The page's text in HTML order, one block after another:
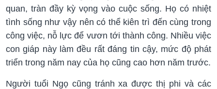
quan, tràn đầy kỳ vọng vào cuộc sống. Họ có nhiệt
tình sống như vậy nên có thể kiên trì đến cùng trong
công việc, nỗ lực để vươn tới thành công. Nhiều việc
con giáp này làm đều rất đáng tin cậy, mức độ phát
triển trong năm nay của họ cũng cao hơn năm trước.
Người tuổi Ngọ cũng tránh xa được thị phi và các